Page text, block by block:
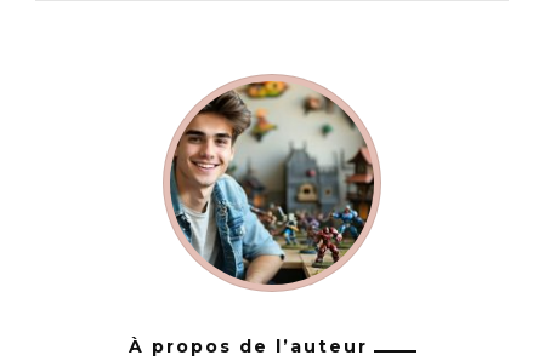
À propos de l’auteur